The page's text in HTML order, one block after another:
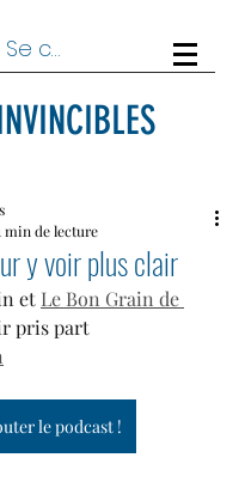
Se connecter
y voir plus clair
min de lecture
et Le Bon Grain de
pris part
le podcast !